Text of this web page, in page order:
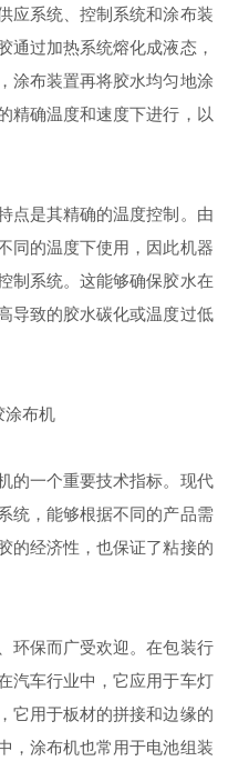
系统、控制系统和涂布装
通过加热系统熔化成液态，
涂布装置再将胶水均匀地涂
精确温度和速度下进行，以
点是其精确的温度控制。由
同的温度下使用，因此机器
制系统。这能够确保胶水在
导致的胶水碳化或温度过低
一个重要技术指标。现代
统，能够根据不同的产品需
的经济性，也保证了粘接的
保而广受欢迎。在包装行
汽车行业中，它应用于车灯
它用于板材的拼接和边缘的
，涂布机也常用于电池组装